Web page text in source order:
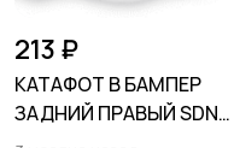
213 ₽
КАТАФОТ В БАМПЕР
ЗАДНИЙ ПРАВЫЙ SDN
HYUNDAI SOLARIS 2011-